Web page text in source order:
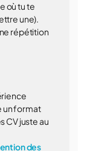
où tu te
une).
répétition
un format
CV juste au
des